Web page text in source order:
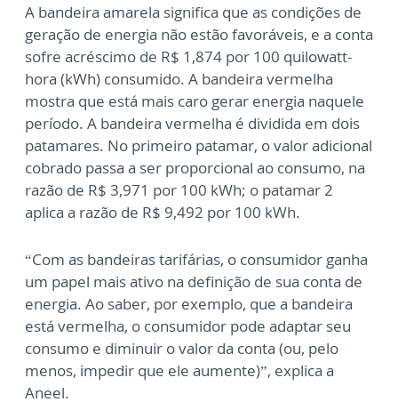
A bandeira amarela significa que as condições de
geração de energia não estão favoráveis, e a conta
sofre acréscimo de R$ 1,874 por 100 quilowatt-
hora (kWh) consumido. A bandeira vermelha
mostra que está mais caro gerar energia naquele
período. A bandeira vermelha é dividida em dois
patamares. No primeiro patamar, o valor adicional
cobrado passa a ser proporcional ao consumo, na
razão de R$ 3,971 por 100 kWh; o patamar 2
aplica a razão de R$ 9,492 por 100 kWh.
“Com as bandeiras tarifárias, o consumidor ganha
um papel mais ativo na definição de sua conta de
energia. Ao saber, por exemplo, que a bandeira
está vermelha, o consumidor pode adaptar seu
consumo e diminuir o valor da conta (ou, pelo
menos, impedir que ele aumente)”, explica a
Aneel.